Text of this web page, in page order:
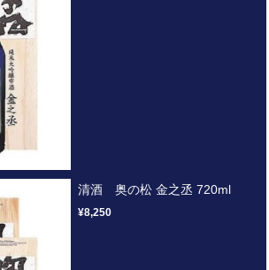
清酒 奥の松 金之丞 720ml
¥8,250